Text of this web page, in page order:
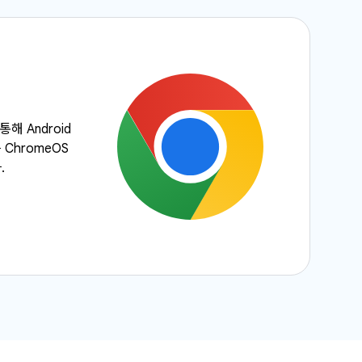
해 Android
ChromeOS